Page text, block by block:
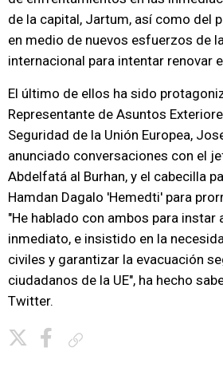
de la capital, Jartum, así como del
en medio de nuevos esfuerzos de
internacional para intentar renovar
El último de ellos ha sido
Representante de Asuntos
Seguridad de la Unión Europea,
anunciado conversaciones con el
Abdelfatá al Burhan, y el cabecilla
Hamdan Dagalo 'Hemedti' para
"He hablado con ambos para instar
inmediato, e insistido en la
civiles y garantizar la evacuación
ciudadanos de la UE", ha hecho
Twitter.